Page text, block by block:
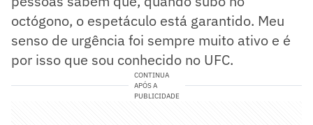
octógono, o espetáculo está garantido. Meu
senso de urgência foi sempre muito ativo e é
por isso que sou conhecido no UFC.
CONTINUA
APÓS A
PUBLICIDADE